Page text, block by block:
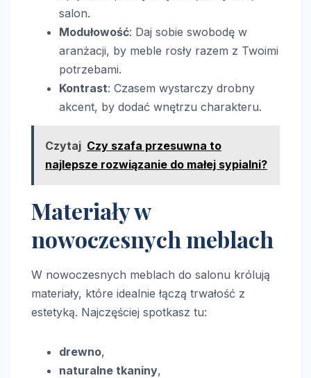
salon.
Modułowość: Daj sobie swobodę w
aranżacji, by meble rosły razem z Twoimi
potrzebami.
Kontrast: Czasem wystarczy drobny
akcent, by dodać wnętrzu charakteru.
Czytaj Czy szafa przesuwna to
najlepsze rozwiązanie do małej sypialni?
Materiały w
nowoczesnych meblach
W nowoczesnych meblach do salonu królują
materiały, które idealnie łączą trwałość z
estetyką. Najczęściej spotkasz tu:
drewno,
naturalne tkaniny,